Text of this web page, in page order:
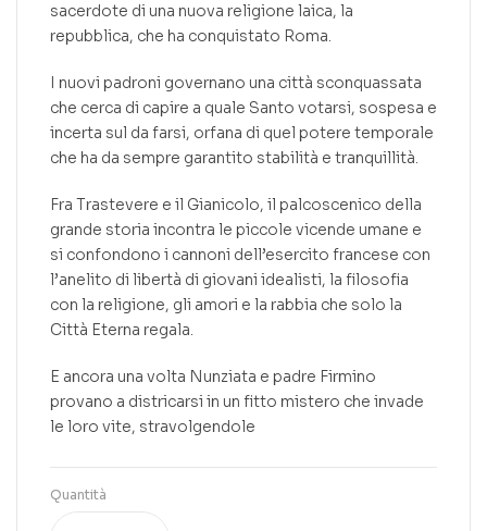
sacerdote di una nuova religione laica, la
repubblica, che ha conquistato Roma.
I nuovi padroni governano una città sconquassata
che cerca di capire a quale Santo votarsi, sospesa e
incerta sul da farsi, orfana di quel potere temporale
che ha da sempre garantito stabilità e tranquillità.
Fra Trastevere e il Gianicolo, il palcoscenico della
grande storia incontra le piccole vicende umane e
si confondono i cannoni dell’esercito francese con
l’anelito di libertà di giovani idealisti, la filosofia
con la religione, gli amori e la rabbia che solo la
Città Eterna regala.
E ancora una volta Nunziata e padre Firmino
provano a districarsi in un fitto mistero che invade
le loro vite, stravolgendole
Quantità